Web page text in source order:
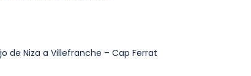
de Niza a Villefranche – Cap Ferrat